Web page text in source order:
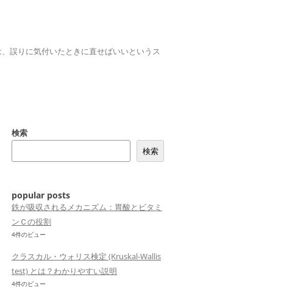
誤りに気付いたときに直せばいいというス
検索
検索
popular posts
鉄が吸収されるメカニズム：胃酸とビタミ
ンＣの役割
4件のビュー
クラスカル・ウォリス検定 (Kruskal-Wallis
test) とは？わかりやすい説明
4件のビュー